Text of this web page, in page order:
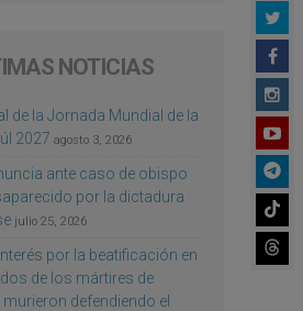
NOTICIAS
de la Jornada Mundial de la
2027 agosto 3, 2026
ante caso de obispo
por la dictadura
julio 25, 2026
por la beatificación en
de los mártires de
murieron defendiendo el